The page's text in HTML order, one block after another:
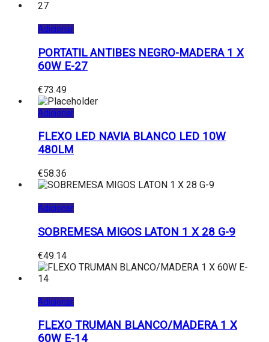
Adicionar
PORTATIL ANTIBES NEGRO-MADERA 1 X
60W E-27
€73.49
Adicionar
FLEXO LED NAVIA BLANCO LED 10W
480LM
€58.36
Adicionar
SOBREMESA MIGOS LATON 1 X 28 G-9
€49.14
Adicionar
FLEXO TRUMAN BLANCO/MADERA 1 X
60W E-14